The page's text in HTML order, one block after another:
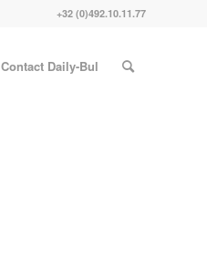
+32 (0)492.10.11.77
Contact Daily-Bul